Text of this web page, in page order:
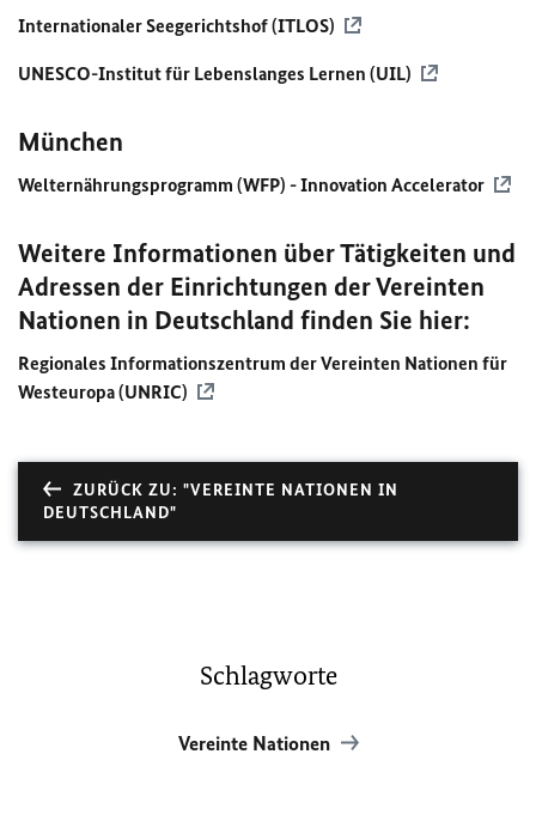
Internationaler Seegerichtshof (ITLOS)
UNESCO-Institut für Lebenslanges Lernen (UIL)
München
Welternährungsprogramm (WFP) - Innovation Accelerator
Weitere Informationen über Tätigkeiten und
Adressen der Einrichtungen der Vereinten
Nationen in Deutschland finden Sie hier:
Regionales Informationszentrum der Vereinten Nationen für
Westeuropa (UNRIC)
ZURÜCK ZU: "VEREINTE NATIONEN IN
DEUTSCHLAND"
Schlagworte
Vereinte Nationen